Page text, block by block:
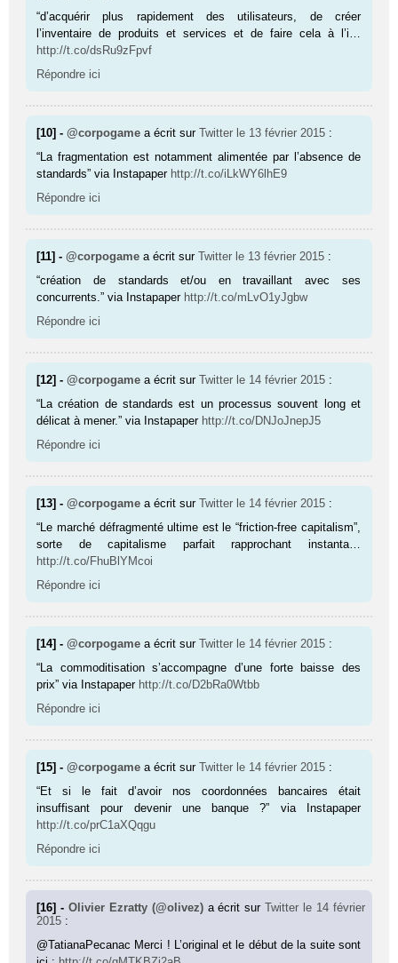
“d’acquérir plus rapidement des utilisateurs, de créer
l’inventaire de produits et services et de faire cela à l’i…
http://t.co/dsRu9zFpvf
Répondre ici
[10] -@corpogame a écrit surTwitter le 13 février 2015 :
“La fragmentation est notamment alimentée par l’absence de
standards” via Instapaper http://t.co/iLkWY6lhE9
Répondre ici
[11] -@corpogame a écrit surTwitter le 13 février 2015 :
“création de standards et/ou en travaillant avec ses
concurrents.” via Instapaper http://t.co/mLvO1yJgbw
Répondre ici
[12] -@corpogame a écrit surTwitter le 14 février 2015 :
“La création de standards est un processus souvent long et
délicat à mener.” via Instapaper http://t.co/DNJoJnepJ5
Répondre ici
[13] -@corpogame a écrit surTwitter le 14 février 2015 :
“Le marché défragmenté ultime est le “friction-free capitalism”,
sorte de capitalisme parfait rapprochant instanta…
http://t.co/FhuBlYMcoi
Répondre ici
[14] -@corpogame a écrit surTwitter le 14 février 2015 :
“La commoditisation s’accompagne d’une forte baisse des
prix” via Instapaper http://t.co/D2bRa0Wtbb
Répondre ici
[15] -@corpogame a écrit surTwitter le 14 février 2015 :
“Et si le fait d’avoir nos coordonnées bancaires était
insuffisant pour devenir une banque ?” via Instapaper
http://t.co/prC1aXQqgu
Répondre ici
[16] - Olivier Ezratty (@olivez) a écrit surTwitter le 14 février
2015 :
@TatianaPecanac Merci ! L’original et le début de la suite sont